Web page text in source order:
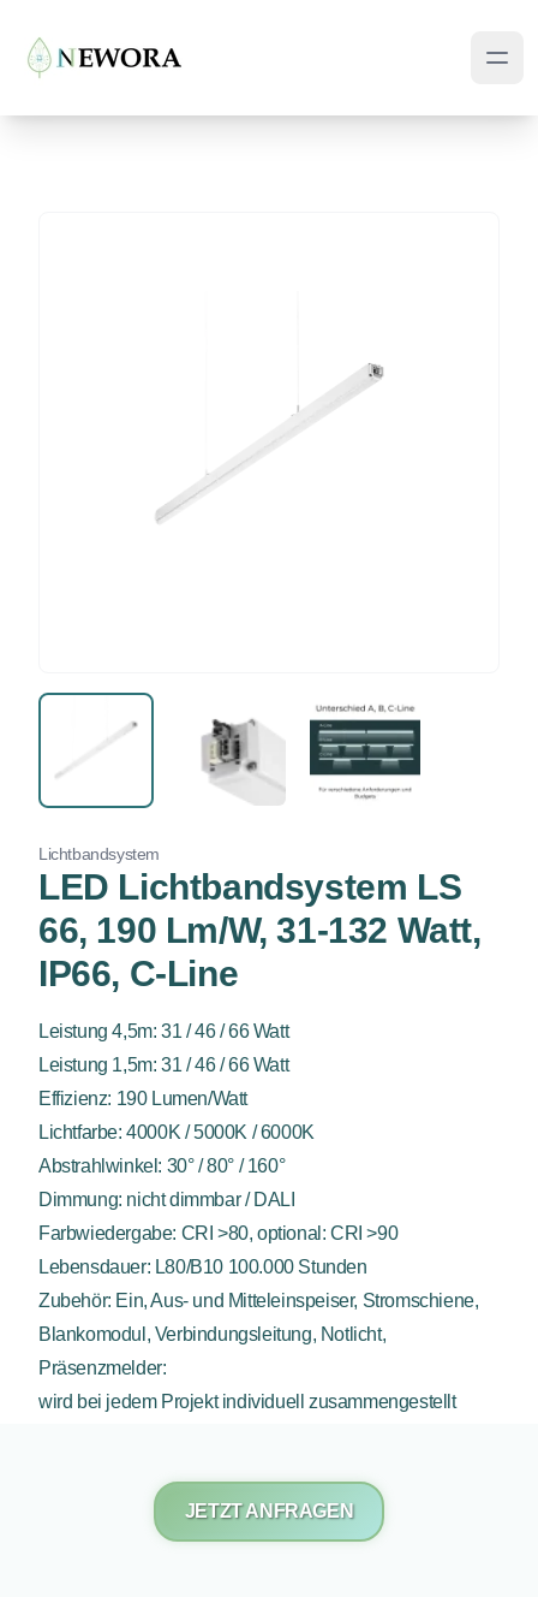
Lichtbandsystem
LED Lichtbandsystem LS
66, 190 Lm/W, 31-132 Watt,
IP66, C-Line
Leistung 4,5m: 31 / 46 / 66 Watt
Leistung 1,5m: 31 / 46 / 66 Watt
Effizienz: 190 Lumen/Watt
Lichtfarbe: 4000K / 5000K / 6000K
Abstrahlwinkel: 30° / 80° / 160°
Dimmung: nicht dimmbar / DALI
Farbwiedergabe: CRI >80, optional: CRI >90
Lebensdauer: L80/B10 100.000 Stunden
Zubehör: Ein, Aus- und Mitteleinspeiser, Stromschiene,
Blankomodul, Verbindungsleitung, Notlicht,
Präsenzmelder:
wird bei jedem Projekt individuell zusammengestellt
JETZT ANFRAGEN